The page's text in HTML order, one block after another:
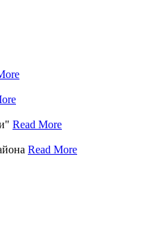
Read More
Read More